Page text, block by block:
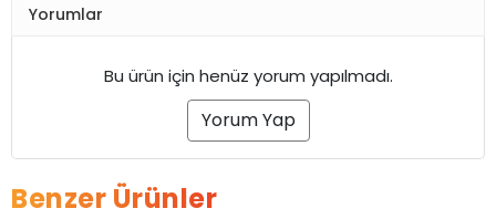
Yorumlar
Bu ürün için henüz yorum yapılmadı.
Yorum Yap
Benzer Ürünler